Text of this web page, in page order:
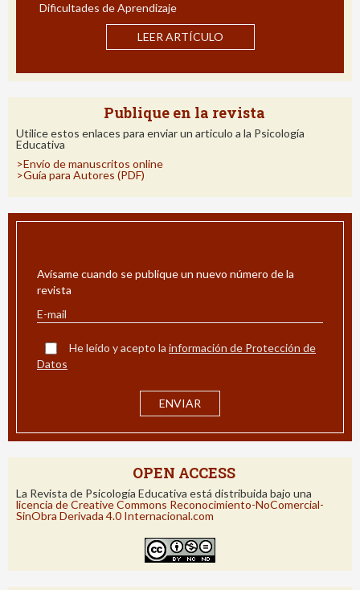
Dificultades de Aprendizaje
LEER ARTÍCULO
Publique en la revista
Utilice estos enlaces para enviar un articulo a la Psicología
Educativa
>Envío de manuscritos online
>Guía para Autores (PDF)
Avísame cuando se publique un nuevo número de la
revista
He leído y acepto la información de Protección de
Datos
OPEN ACCESS
La Revista de Psicología Educativa está distribuida bajo una
licencia de Creative Commons Reconocimiento-NoComercial-
SinObra Derivada 4.0 Internacional.com